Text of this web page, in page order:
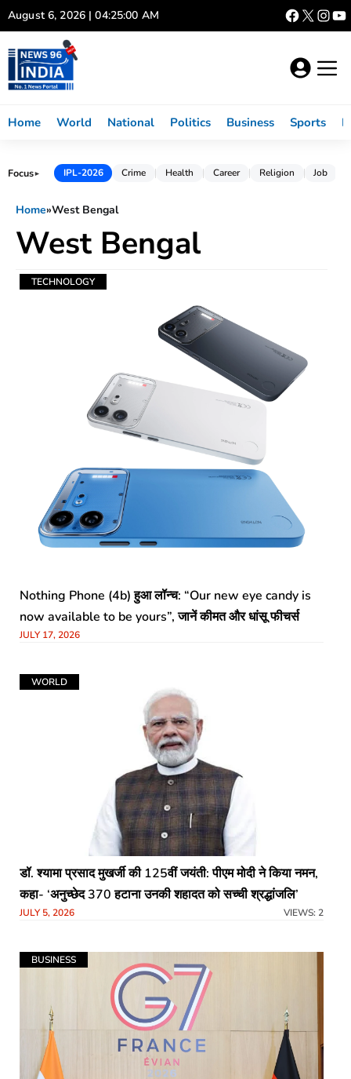
Skip
to
content
August 6, 2026 | 04:25:01 AM
Home World National Politics Business Sports
Focus► IPL-2026 Crime Health Career Religion Job
Home»West Bengal
West Bengal
TECHNOLOGY
Nothing Phone (4b) हुआ लॉन्च: “Our new eye candy is
now available to be yours”, जानें कीमत और धांसू फीचर्स
JULY 17, 2026
WORLD
​डॉ. श्यामा प्रसाद मुखर्जी की 125वीं जयंती: पीएम मोदी ने किया नमन,
कहा- ‘अनुच्छेद 370 हटाना उनकी शहादत को सच्ची श्रद्धांजलि’
JULY 5, 2026 VIEWS: 2
BUSINESS